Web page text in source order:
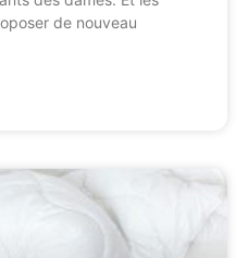
de nouveau